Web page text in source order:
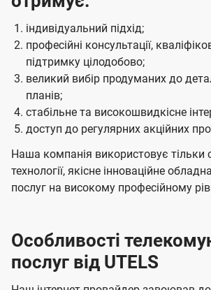
індивідуальний підхід;
професійні консультації,
підтримку цілодобово;
великий вибір продуманих до
планів;
стабільне та високошвидкісне
доступ до регулярних акційних
Наша компанія використовує тільки
технології, якісне інноваційне
послуг на високому професійному
Особливості
послуг від UTELS